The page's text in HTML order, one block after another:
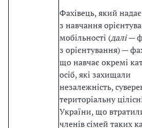
Фахівець, який
з навчання
мобільності (далі—
з орієнтування) —
що навчає окремі
осіб, які захищали
незалежність,
територіальну
України, що
членів сімей таких